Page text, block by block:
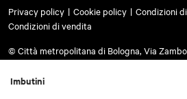
Imbutini
Privacy policy Cookie policy
Condizioni
Condizioni di vendita
© Città metropolitana di Bologna, Via
certificata: